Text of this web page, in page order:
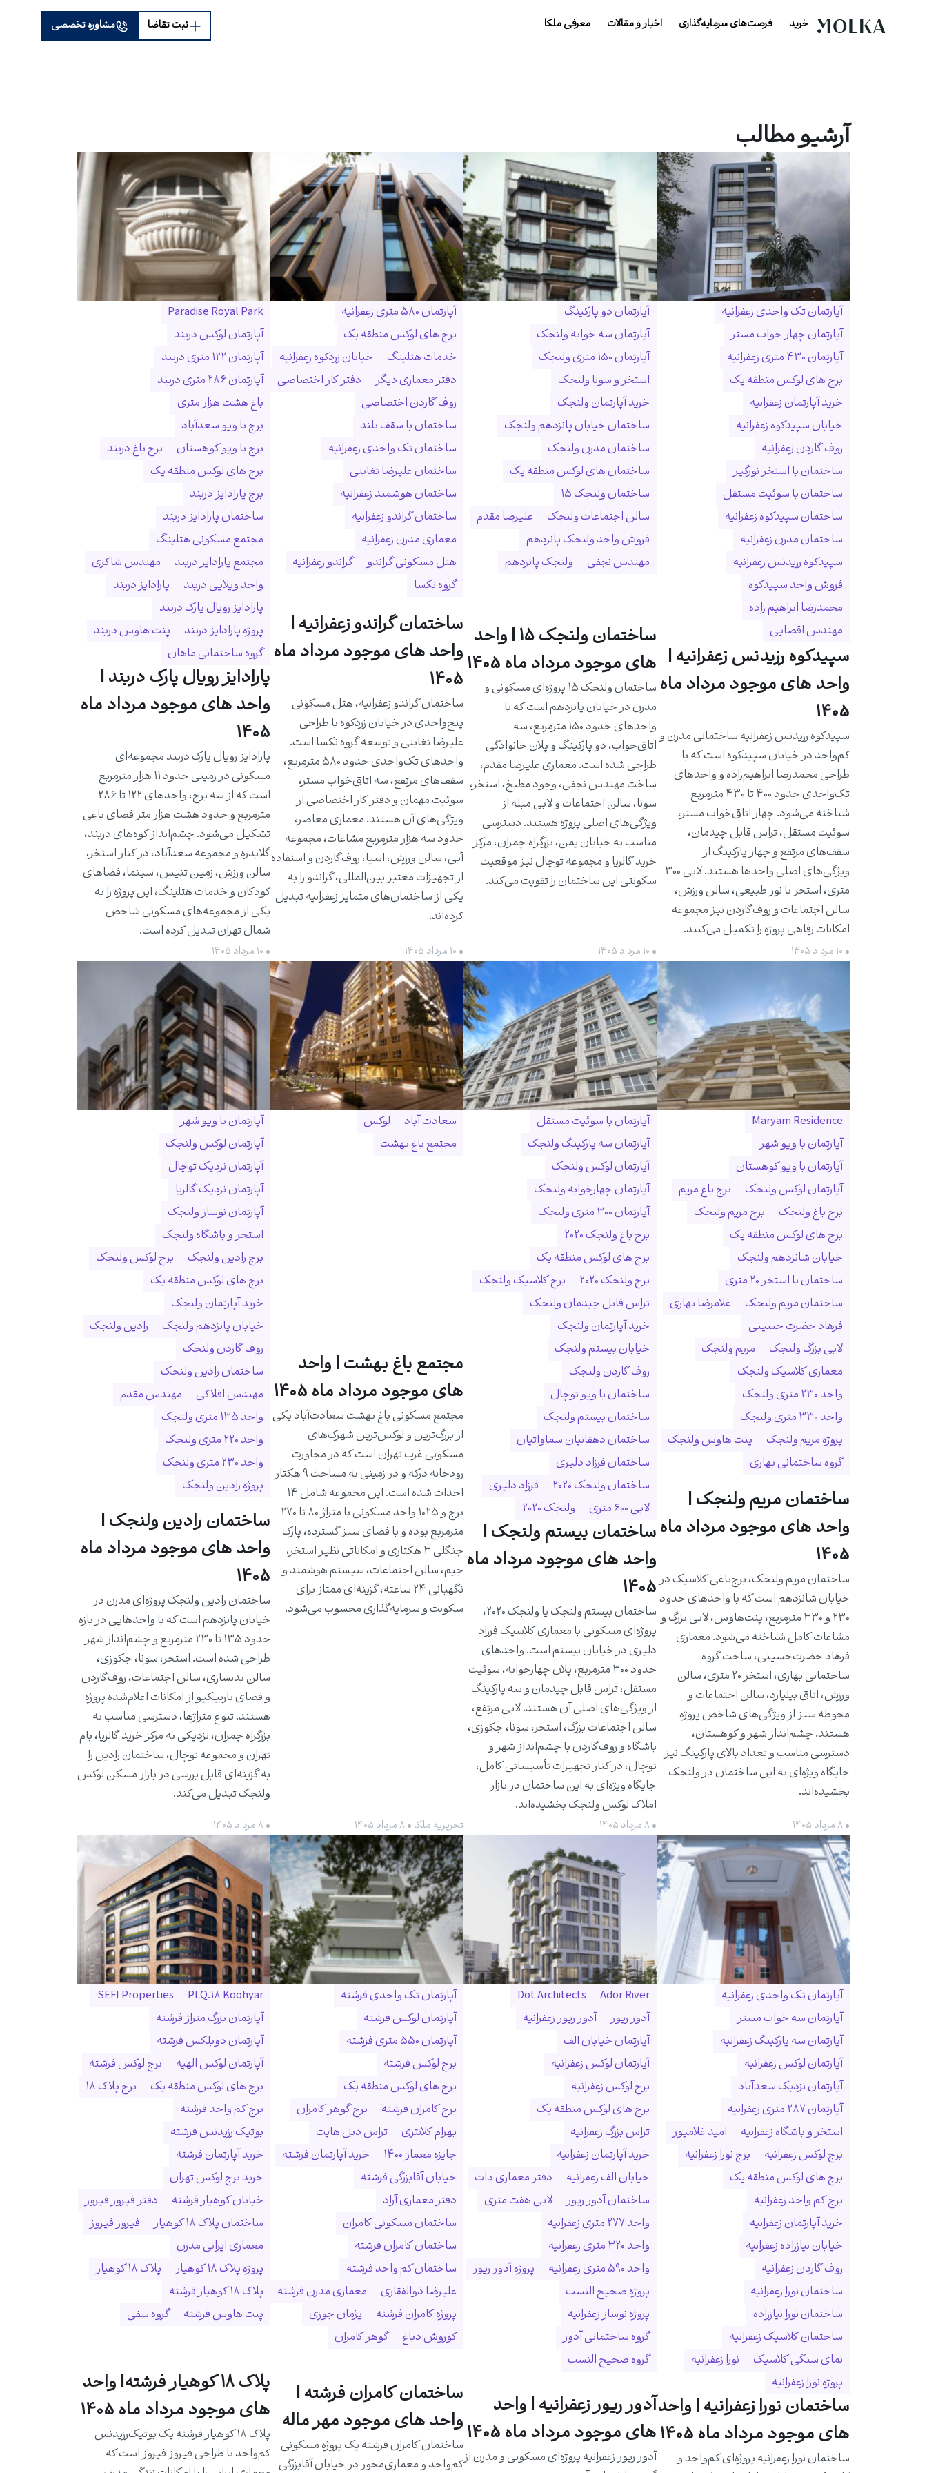
خرید فرصت‌های سرمایه‌گذاری اخبار و مقالات معرفی ملکا ثبت تقاضا مشاوره تخصصی
آرشیو مطالب
آپارتمان تک واحدی زعفرانیه
آپارتمان چهار خواب مستر
آپارتمان ۴۳۰ متری زعفرانیه
برج های لوکس منطقه یک
خرید آپارتمان زعفرانیه
خیابان سپیدکوه زعفرانیه
روف گاردن زعفرانیه
ساختمان با استخر نورگیر
ساختمان با سوئیت مستقل
ساختمان سپیدکوه زعفرانیه
ساختمان مدرن زعفرانیه
سپیدکوه رزیدنس زعفرانیه
فروش واحد سپیدکوه
محمدرضا ابراهیم زاده
مهندس اقصایی
سپیدکوه رزیدنس زعفرانیه |
واحد های موجود مرداد ماه
1405
سپیدکوه رزیدنس زعفرانیه ساختمانی مدرن و
کم‌واحد در خیابان سپیدکوه است که با
طراحی محمدرضا ابراهیم‌زاده و واحدهای
تک‌واحدی حدود ۴۰۰ تا ۴۳۰ مترمربع
شناخته می‌شود. چهار اتاق‌خواب مستر،
سوئیت مستقل، تراس قابل چیدمان،
سقف‌های مرتفع و چهار پارکینگ از
ویژگی‌های اصلی واحدها هستند. لابی ۳۰۰
متری، استخر با نور طبیعی، سالن ورزش،
سالن اجتماعات و روف‌گاردن نیز مجموعه
امکانات رفاهی پروژه را تکمیل می‌کنند.
• ۱۰ مرداد ۱۴۰۵
آپارتمان دو پارکینگ
آپارتمان سه خوابه ولنجک
آپارتمان ۱۵۰ متری ولنجک
استخر و سونا ولنجک
خرید آپارتمان ولنجک
ساختمان خیابان پانزدهم ولنجک
ساختمان مدرن ولنجک
ساختمان های لوکس منطقه یک
ساختمان ولنجک ۱۵
سالن اجتماعات ولنجک
علیرضا مقدم
فروش واحد ولنجک پانزدهم
مهندس نجفی
ولنجک پانزدهم
ساختمان ولنجک ۱۵ | واحد
های موجود مرداد ماه 1405
ساختمان ولنجک ۱۵ پروژه‌ای مسکونی و
مدرن در خیابان پانزدهم است که با
واحدهای حدود ۱۵۰ مترمربع، سه
اتاق‌خواب، دو پارکینگ و پلان خانوادگی
طراحی شده است. معماری علیرضا مقدم،
ساخت مهندس نجفی، وجود مطبخ، استخر،
سونا، سالن اجتماعات و لابی مبله از
ویژگی‌های اصلی پروژه هستند. دسترسی
مناسب به خیابان یمن، بزرگراه چمران، مرکز
خرید گالریا و مجموعه توچال نیز موقعیت
سکونتی این ساختمان را تقویت می‌کند.
• ۱۰ مرداد ۱۴۰۵
آپارتمان ۵۸۰ متری زعفرانیه
برج های لوکس منطقه یک
خدمات هتلینگ
خیابان زردکوه زعفرانیه
دفتر معماری دیگر
دفتر کار اختصاصی
روف گاردن اختصاصی
ساختمان با سقف بلند
ساختمان تک واحدی زعفرانیه
ساختمان علیرضا تغابنی
ساختمان هوشمند زعفرانیه
ساختمان گراندو زعفرانیه
معماری مدرن زعفرانیه
هتل مسکونی گراندو
گراندو زعفرانیه
گروه نکسا
ساختمان گراندو زعفرانیه |
واحد های موجود مرداد ماه
1405
ساختمان گراندو زعفرانیه، هتل مسکونی
پنج‌واحدی در خیابان زردکوه با طراحی
علیرضا تغابنی و توسعه گروه نکسا است.
واحدهای تک‌واحدی حدود ۵۸۰ مترمربع،
سقف‌های مرتفع، سه اتاق‌خواب مستر،
سوئیت مهمان و دفتر کار اختصاصی از
ویژگی‌های آن هستند. معماری معاصر،
حدود سه هزار مترمربع مشاعات، مجموعه
آبی، سالن ورزش، اسپا، روف‌گاردن و استفاده
از تجهیزات معتبر بین‌المللی، گراندو را به
یکی از ساختمان‌های متمایز زعفرانیه تبدیل
کرده‌اند.
• ۱۰ مرداد ۱۴۰۵
Paradise Royal Park
آپارتمان لوکس دربند
آپارتمان ۱۲۲ متری دربند
آپارتمان ۲۸۶ متری دربند
باغ هشت هزار متری
برج با ویو سعدآباد
برج با ویو کوهستان
برج باغ دربند
برج های لوکس منطقه یک
برج پارادایز دربند
ساختمان پارادایز دربند
مجتمع مسکونی هتلینگ
مجتمع پارادایز دربند
مهندس شاکری
واحد ویلایی دربند
پارادایز دربند
پارادایز رویال پارک دربند
پروژه پارادایز دربند
پنت هاوس دربند
گروه ساختمانی ماهان
پارادایز رویال پارک دربند |
واحد های موجود مرداد ماه
1405
پارادایز رویال پارک دربند مجموعه‌ای
مسکونی در زمینی حدود ۱۱ هزار مترمربع
است که از سه برج، واحدهای ۱۲۲ تا ۲۸۶
مترمربع و حدود هشت هزار متر فضای باغی
تشکیل می‌شود. چشم‌انداز کوه‌های دربند،
گلابدره و مجموعه سعدآباد، در کنار استخر،
سالن ورزش، زمین تنیس، سینما، فضاهای
کودکان و خدمات هتلینگ، این پروژه را به
یکی از مجموعه‌های مسکونی شاخص
شمال تهران تبدیل کرده است.
• ۱۰ مرداد ۱۴۰۵
Maryam Residence
آپارتمان با ویو شهر
آپارتمان با ویو کوهستان
آپارتمان لوکس ولنجک
برج باغ مریم
برج باغ ولنجک
برج مریم ولنجک
برج های لوکس منطقه یک
خیابان شانزدهم ولنجک
ساختمان با استخر ۲۰ متری
ساختمان مریم ولنجک
غلامرضا بهاری
فرهاد حضرت حسینی
لابی بزرگ ولنجک
مریم ولنجک
معماری کلاسیک ولنجک
واحد ۲۳۰ متری ولنجک
واحد ۳۳۰ متری ولنجک
پروژه مریم ولنجک
پنت هاوس ولنجک
گروه ساختمانی بهاری
ساختمان مریم ولنجک |
واحد های موجود مرداد ماه
1405
ساختمان مریم ولنجک، برج‌باغی کلاسیک در
خیابان شانزدهم است که با واحدهای حدود
۲۳۰ و ۳۳۰ مترمربع، پنت‌هاوس، لابی بزرگ و
مشاعات کامل شناخته می‌شود. معماری
فرهاد حضرت‌حسینی، ساخت گروه
ساختمانی بهاری، استخر ۲۰ متری، سالن
ورزش، اتاق بیلیارد، سالن اجتماعات و
محوطه سبز از ویژگی‌های شاخص پروژه
هستند. چشم‌انداز شهر و کوهستان،
دسترسی مناسب و تعداد بالای پارکینگ نیز
جایگاه ویژه‌ای به این ساختمان در ولنجک
بخشیده‌اند.
• ۸ مرداد ۱۴۰۵
آپارتمان با سوئیت مستقل
آپارتمان سه پارکینگ ولنجک
آپارتمان لوکس ولنجک
آپارتمان چهارخوابه ولنجک
آپارتمان ۳۰۰ متری ولنجک
برج باغ ولنجک ۲۰۲۰
برج های لوکس منطقه یک
برج ولنجک ۲۰۲۰
برج کلاسیک ولنجک
تراس قابل چیدمان ولنجک
خرید آپارتمان ولنجک
خیابان بیستم ولنجک
روف گاردن ولنجک
ساختمان با ویو توچال
ساختمان بیستم ولنجک
ساختمان دهقانیان سماواتیان
ساختمان فرزاد دلیری
ساختمان ولنجک 2020
فرزاد دلیری
لابی ۶۰۰ متری
ولنجک ۲۰۲۰
ساختمان بیستم ولنجک |
واحد های موجود مرداد ماه
1405
ساختمان بیستم ولنجک یا ولنجک ۲۰۲۰،
پروژه‌ای مسکونی با معماری کلاسیک فرزاد
دلیری در خیابان بیستم است. واحدهای
حدود ۳۰۰ مترمربع، پلان چهارخوابه، سوئیت
مستقل، تراس قابل چیدمان و سه پارکینگ
از ویژگی‌های اصلی آن هستند. لابی مرتفع،
سالن اجتماعات بزرگ، استخر، سونا، جکوزی،
باشگاه و روف‌گاردن با چشم‌انداز شهر و
توچال، در کنار تجهیزات تأسیساتی کامل،
جایگاه ویژه‌ای به این ساختمان در بازار
املاک لوکس ولنجک بخشیده‌اند.
• ۸ مرداد ۱۴۰۵
سعادت آباد
لوکس
مجتمع باغ بهشت
مجتمع باغ بهشت | واحد
های موجود مرداد ماه 1405
مجتمع مسکونی باغ بهشت سعادت‌آباد یکی
از بزرگ‌ترین و لوکس‌ترین شهرک‌های
مسکونی غرب تهران است که در مجاورت
رودخانه درکه و در زمینی به مساحت ۹ هکتار
احداث شده است. این مجموعه شامل ۱۴
برج و ۱۰۲۵ واحد مسکونی با متراژ ۸۰ تا ۲۷۰
مترمربع بوده و با فضای سبز گسترده، پارک
جنگلی ۳ هکتاری و امکاناتی نظیر استخر،
جیم، سالن اجتماعات، سیستم هوشمند و
نگهبانی ۲۴ ساعته، گزینه‌ای ممتاز برای
سکونت و سرمایه‌گذاری محسوب می‌شود.
تحریریه ملکا • ۸ مرداد ۱۴۰۵
آپارتمان با ویو شهر
آپارتمان لوکس ولنجک
آپارتمان نزدیک توچال
آپارتمان نزدیک گالریا
آپارتمان نوساز ولنجک
استخر و باشگاه ولنجک
برج رادین ولنجک
برج لوکس ولنجک
برج های لوکس منطقه یک
خرید آپارتمان ولنجک
خیابان پانزدهم ولنجک
رادین ولنجک
روف گاردن ولنجک
ساختمان رادین ولنجک
مهندس افلاکی
مهندس مقدم
واحد ۱۳۵ متری ولنجک
واحد ۲۲۰ متری ولنجک
واحد ۲۳۰ متری ولنجک
پروژه رادین ولنجک
ساختمان رادین ولنجک |
واحد های موجود مرداد ماه
1405
ساختمان رادین ولنجک پروژه‌ای مدرن در
خیابان پانزدهم است که با واحدهایی در بازه
حدود ۱۳۵ تا ۲۳۰ مترمربع و چشم‌انداز شهر
طراحی شده است. استخر، سونا، جکوزی،
سالن بدنسازی، سالن اجتماعات، روف‌گاردن
و فضای باربیکیو از امکانات اعلام‌شده پروژه
هستند. تنوع متراژها، دسترسی مناسب به
بزرگراه چمران، نزدیکی به مرکز خرید گالریا، بام
تهران و مجموعه توچال، ساختمان رادین را
به گزینه‌ای قابل بررسی در بازار مسکن لوکس
ولنجک تبدیل می‌کند.
• ۸ مرداد ۱۴۰۵
آپارتمان تک واحدی زعفرانیه
آپارتمان سه خواب مستر
آپارتمان سه پارکینگ زعفرانیه
آپارتمان لوکس زعفرانیه
آپارتمان نزدیک سعدآباد
آپارتمان ۲۸۷ متری زعفرانیه
استخر و باشگاه زعفرانیه
امید غلامپور
برج لوکس زعفرانیه
برج نورا زعفرانیه
برج های لوکس منطقه یک
برج کم واحد زعفرانیه
خرید آپارتمان زعفرانیه
خیابان نیاززاده زعفرانیه
روف گاردن زعفرانیه
ساختمان نورا زعفرانیه
ساختمان نورا نیاززاده
ساختمان کلاسیک زعفرانیه
نمای سنگی کلاسیک
نورا زعفرانیه
پروژه نورا زعفرانیه
ساختمان نورا زعفرانیه | واحد
های موجود مرداد ماه 1405
ساختمان نورا زعفرانیه پروژه‌ای کم‌واحد و
Ador River
Dot Architects
آدور ریور
آدور ریور زعفرانیه
آپارتمان خیابان الف
آپارتمان لوکس زعفرانیه
برج لوکس زعفرانیه
برج های لوکس منطقه یک
تراس بزرگ زعفرانیه
خرید آپارتمان زعفرانیه
خیابان الف زعفرانیه
دفتر معماری دات
ساختمان آدور ریور
لابی هفت متری
واحد ۲۷۷ متری زعفرانیه
واحد ۳۲۰ متری زعفرانیه
واحد ۵۹۰ متری زعفرانیه
پروژه آدور ریور
پروژه صحیح النسب
پروژه نوساز زعفرانیه
گروه ساختمانی آدور
گروه صحیح النسب
آدور ریور زعفرانیه | واحد
های موجود مرداد ماه 1405
آدور ریور زعفرانیه پروژه‌ای مسکونی و مدرن از
آپارتمان تک واحدی فرشته
آپارتمان لوکس فرشته
آپارتمان ۵۵۰ متری فرشته
برج لوکس فرشته
برج های لوکس منطقه یک
برج کامران فرشته
برج گوهر کامران
بهرام کلانتری
تراس دبل هایت
جایزه معمار ۱۴۰۰
خرید آپارتمان فرشته
خیابان آقابزرگی فرشته
دفتر معماری آراد
ساختمان مسکونی کامران
ساختمان کامران فرشته
ساختمان کم واحد فرشته
علیرضا ذوالفقاری
معماری مدرن فرشته
پروژه کامران فرشته
پژمان جوزی
کوروش دباغ
گوهر کامران
ساختمان کامران فرشته |
واحد های موجود مهر ماله
ساختمان کامران فرشته یک پروژه مسکونی
کم‌واحد و معماری‌محور در خیابان آقابزرگی
PLQ.18 Koohyar
SEFI Properties
آپارتمان بزرگ متراژ فرشته
آپارتمان دوبلکس فرشته
آپارتمان لوکس الهیه
برج لوکس فرشته
برج های لوکس منطقه یک
برج پلاک ۱۸
برج کم واحد فرشته
بوتیک رزیدنس فرشته
خرید آپارتمان فرشته
خرید برج لوکس تهران
خیابان کوهیار فرشته
دفتر فیروز فیروز
ساختمان پلاک ۱۸ کوهیار
فیروز فیروز
معماری ایرانی مدرن
پروژه پلاک ۱۸ کوهیار
پلاک ۱۸ کوهیار
پلاک ۱۸ کوهیار فرشته
پنت هاوس فرشته
گروه سفی
پلاک ۱۸ کوهیار فرشته| واحد
های موجود مرداد ماه 1405
پلاک ۱۸ کوهیار فرشته یک بوتیک‌رزیدنس
کم‌واحد با طراحی فیروز فیروز است که